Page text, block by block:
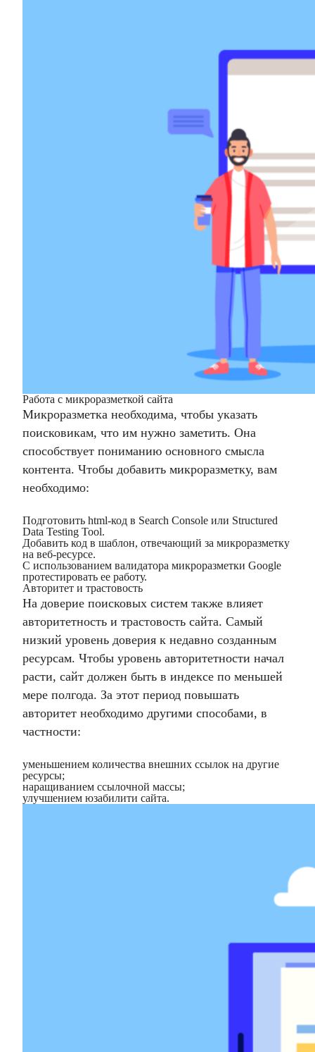
Работа с микроразметкой сайта
Микроразметка необходима, чтобы указать
поисковикам, что им нужно заметить. Она
способствует пониманию основного смысла
контента. Чтобы добавить микроразметку, вам
необходимо:
Подготовить html-код в Search Console или Structured
Data Testing Tool.
Добавить код в шаблон, отвечающий за микроразметку
на веб-ресурсе.
С использованием валидатора микроразметки Google
протестировать ее работу.
Авторитет и трастовость
На доверие поисковых систем также влияет
авторитетность и трастовость сайта. Самый
низкий уровень доверия к недавно созданным
ресурсам. Чтобы уровень авторитетности начал
расти, сайт должен быть в индексе по меньшей
мере полгода. За этот период повышать
авторитет необходимо другими способами, в
частности:
уменьшением количества внешних ссылок на другие
ресурсы;
наращиванием ссылочной массы;
улучшением юзабилити сайта.